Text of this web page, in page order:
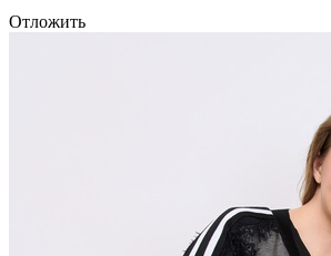
Отложить